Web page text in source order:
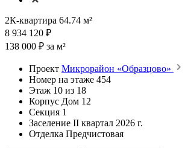
2К-квартира 64.74 м²
8 934 120 ₽
138 000 ₽ за м²
Проект Микрорайон «Образцово»
Номер на этаже 454
Этаж 10 из 18
Корпус Дом 12
Секция 1
Заселение II квартал 2026 г.
Отделка Предчистовая